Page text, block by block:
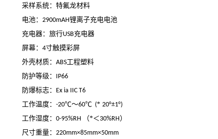
采样系统：特氟龙材料
电池： 2900mAH锂离子充电电池
充电器： 旅行USB充电器
屏幕： 4寸触摸彩屏
外壳材质： ABS工程塑料
防护等级：
IP66
防爆标志：
Ex ia IIC T6
工作温度： -20℃～60℃ (* 20°±1°)
工作湿度： 0-95%RH （*＜30%RH ）
尺寸重量： 220mm×85mm×50mm